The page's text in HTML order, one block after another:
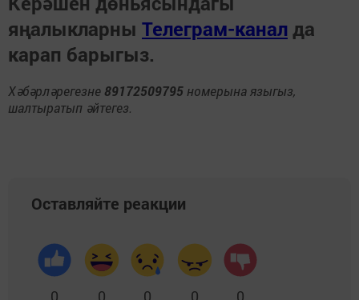
яңалыкларны Телеграм-канал да
карап барыгыз.
Хәбәрләрегезне 89172509795 номерына языгыз,
шалтыратып әйтегез.
Оставляйте реакции